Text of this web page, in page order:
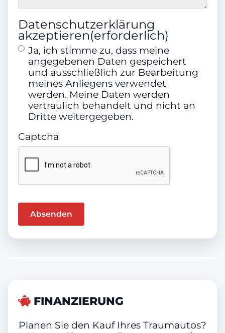
2-Zonen-Klimaautomatik
Airbags
Front-, Seiten- und weitere Airbags
Farbe (Hersteller)
PLATINSILBER METALLIC
Innenausstattung
Anhängelast gebremst
Datenschutzerklärung
akzeptieren(erforderlich)
Ja, ich stimme zu, dass meine
angegebenen Daten gespeichert
und ausschließlich zur Bearbeitung
meines Anliegens verwendet
werden. Meine Daten werden
vertraulich behandelt und nicht an
Dritte weitergegeben.
Captcha
FINANZIERUNG
Planen Sie den Kauf Ihres Traumautos?